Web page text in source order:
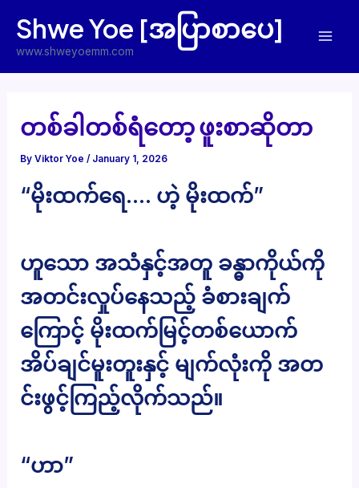
content
Shwe Yoe [အပြာစာပေ]
www.shweyoemm.com
တစ်ခါတစ်ရံတော့ ဖူးစာဆိုတာ
ByViktor Yoe/ January 1, 2026
“မိုးထက်ရေ…. ဟဲ့ မိုးထက်”
ဟူသော အသံနှင့်အတူ ခန္ဓာကိုယ်ကို
အတင်းလှုပ်နေသည့် ခံစားချက်
ကြောင့် မိုးထက်မြင့်တစ်ယောက်
အိပ်ချင်မူးတူးနှင့် မျက်လုံးကို အတ
င်းဖွင့်ကြည့်လိုက်သည်။
“ဟာ”